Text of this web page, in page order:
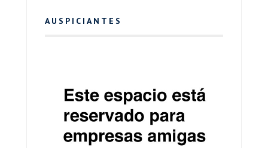
AUSPICIANTES